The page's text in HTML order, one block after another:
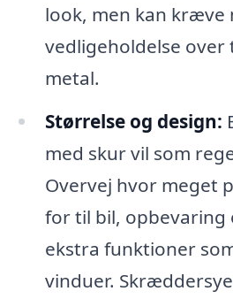
look, men kan kræve
vedligeholdelse
metal.
Størrelse og design:
med skur vil som
Overvej hvor meget
for til bil, opbevaring
ekstra funktioner
vinduer.